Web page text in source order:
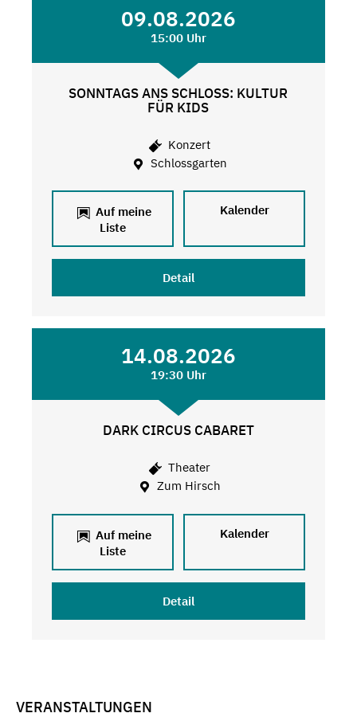
09.08.2026
15:00 Uhr
SONNTAGS ANS SCHLOSS: KULTUR
FÜR KIDS
Konzert
Schlossgarten
Auf meine
Liste
Kalender
Detail
14.08.2026
19:30 Uhr
DARK CIRCUS CABARET
Theater
Zum Hirsch
Auf meine
Liste
Kalender
Detail
VERANSTALTUNGEN